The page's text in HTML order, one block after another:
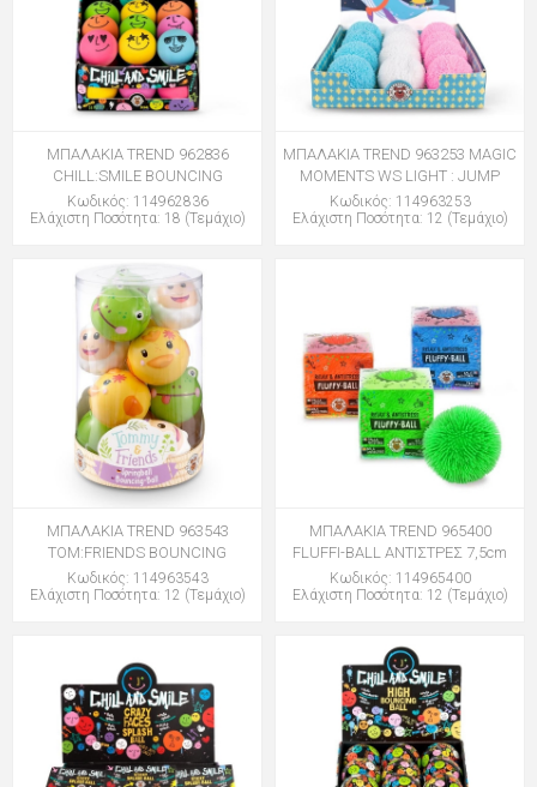
ΜΠΑΛΑΚΙΑ TREND 962836
CHILL:SMILE BOUNCING
Κωδικός: 114962836
Ελάχιστη Ποσότητα: 18 (Τεμάχιο)
ΜΠΑΛΑΚΙΑ TREND 963253 MAGIC
MOMENTS WS LIGHT : JUMP
Κωδικός: 114963253
Ελάχιστη Ποσότητα: 12 (Τεμάχιο)
ΜΠΑΛΑΚΙΑ TREND 963543
TOM:FRIENDS BOUNCING
Κωδικός: 114963543
Ελάχιστη Ποσότητα: 12 (Τεμάχιο)
ΜΠΑΛΑΚΙΑ TREND 965400
FLUFFI-BALL ΑΝΤΙΣΤΡΕΣ 7,5cm
Κωδικός: 114965400
Ελάχιστη Ποσότητα: 12 (Τεμάχιο)